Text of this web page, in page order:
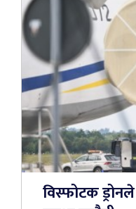
विस्फोटक